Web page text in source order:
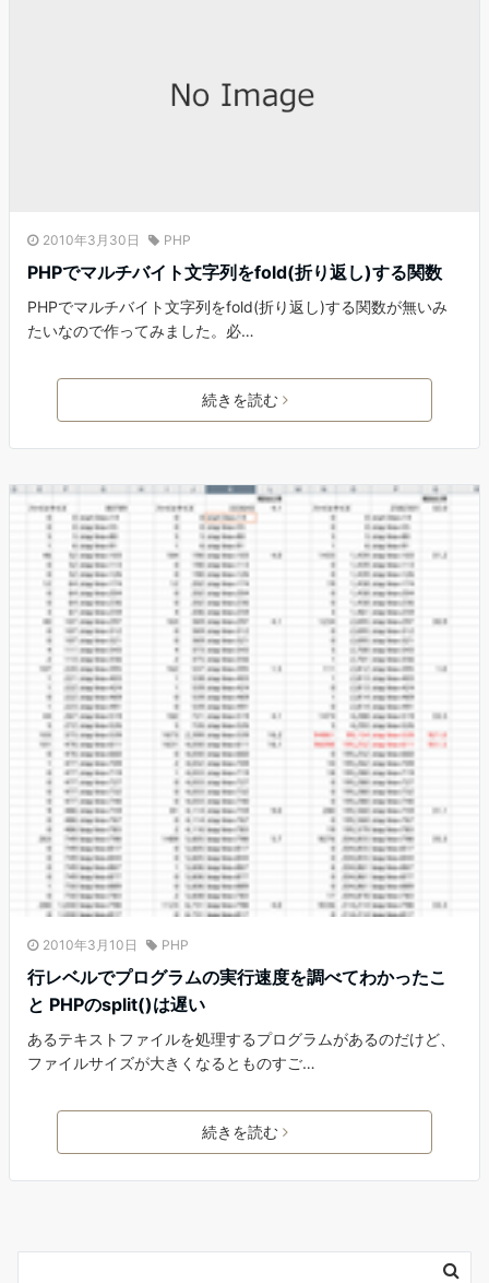
2010年3月30日 PHP
PHPでマルチバイト文字列をfold(折り返し)する関数
PHPでマルチバイト文字列をfold(折り返し)する関数が無いみ
たいなので作ってみました。必…
続きを読む
2010年3月10日 PHP
行レベルでプログラムの実行速度を調べてわかったこ
と PHPのsplit()は遅い
あるテキストファイルを処理するプログラムがあるのだけど、
ファイルサイズが大きくなるとものすご…
続きを読む